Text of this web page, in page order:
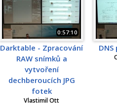
0:57:10
Darktable - Zpracování
RAW snímků a
vytvoření
dechberoucích JPG
fotek
Vlastimil Ott